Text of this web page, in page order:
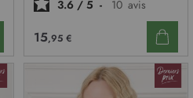
3.6 / 5 - 10 avis
15,95 €